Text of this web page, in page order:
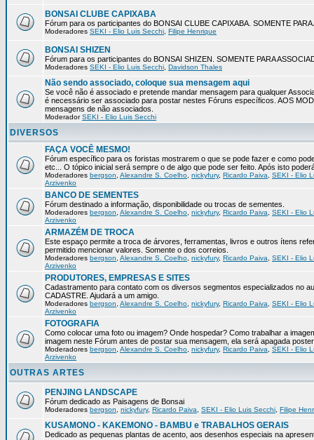
BONSAI CLUBE CAPIXABA
Fórum para os participantes do BONSAI CLUBE CAPIXABA. SOMENTE
Moderadores SEKI - Elio Luis Secchi Filipe Henrique
BONSAI SHIZEN
Fórum para os participantes do BONSAI SHIZEN. SOMENTE PARA
Moderadores SEKI - Elio Luis Secchi Davidson Thales
Não sendo associado, coloque sua mensagem aqui
Se você não é associado e pretende mandar mensagem para qualquer
é necessário ser associado para postar nestes Fóruns específicos. AOS
mensagens de não associados.
ModeradorSEKI - Elio Luis Secchi
DIVERSOS
FAÇA VOCÊ MESMO!
Fórum específico para os foristas mostrarem o que se pode fazer e como
etc... O tópico inicial será sempre o de algo que pode ser feito. Após isto
Moderadores bergson Alexandre S. Coelho nickyfury, Ricardo Paiva
SEKI - Elio
Arzivenko
BANCO DE SEMENTES
Fórum destinado a informação, disponibilidade ou trocas de sementes.
Moderadores bergson Alexandre S. Coelho nickyfury, Ricardo Paiva
SEKI - Elio
Arzivenko
ARMAZÉM DE TROCA
Este espaço permite a troca de árvores, ferramentas, livros e outros ítens
permitido mencionar valores. Somente o dos correios.
Moderadores bergson Alexandre S. Coelho nickyfury, Ricardo Paiva
SEKI - Elio
Arzivenko
PRODUTORES, EMPRESAS E SITES
Cadastramento para contato com os diversos segmentos especializados no
CADASTRE. Ajudará a um amigo.
Moderadores bergson Alexandre S. Coelho nickyfury, Ricardo Paiva
SEKI - Elio
Arzivenko
FOTOGRAFIA
Como colocar uma foto ou imagem? Onde hospedar? Como trabalhar a
imagem neste Fórum antes de postar sua mensagem, ela será apagada
Moderadores bergson Alexandre S. Coelho nickyfury, Ricardo Paiva
SEKI - Elio
Arzivenko
OUTRAS ARTES
PENJING LANDSCAPE
Fórum dedicado as Paisagens de Bonsai
Moderadores bergson nickyfury, Ricardo Paiva SEKI - Elio Luis Secchi Filipe
KUSAMONO - KAKEMONO - BAMBU e TRABALHOS GERAIS
Dedicado as pequenas plantas de acento, aos desenhos especiais na